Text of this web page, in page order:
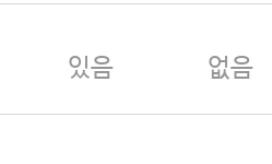
있음 없음